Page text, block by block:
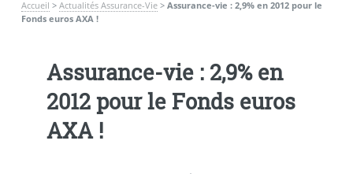
Accueil > Actualités Assurance-Vie> Assurance-vie : 2,9% en 2012 pour le
Fonds euros AXA !
Assurance-vie : 2,9% en
2012 pour le Fonds euros
AXA !